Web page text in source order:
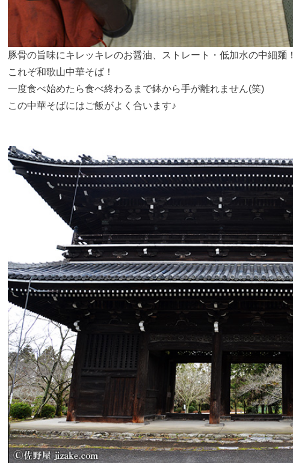
豚骨の旨味にキレッキレのお醤油、ストレート・低加水の中細麺！
これぞ和歌山中華そば！
一度食べ始めたら食べ終わるまで鉢から手が離れません(笑)
この中華そばにはご飯がよく合います♪